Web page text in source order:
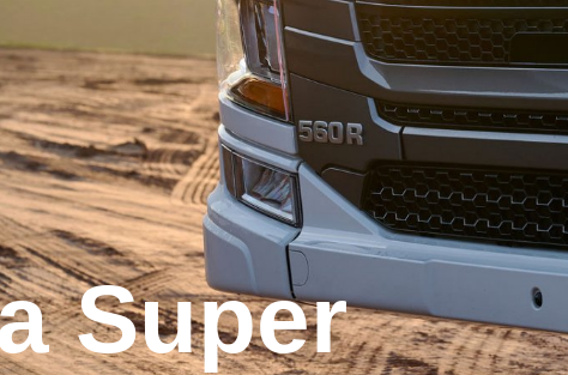
Super